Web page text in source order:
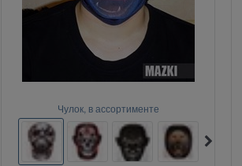
Чулок, в ассортименте